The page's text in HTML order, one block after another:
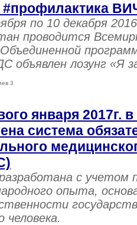
#профилактика
по 10 декабря
проводится
объявлен лозунг «Я
3
января 2017г.
система
с учетом
опыта,
человека.